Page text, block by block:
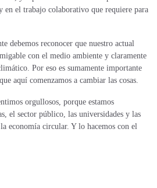
en el trabajo colaborativo que requiere para
debemos reconocer que nuestro actual
con el medio ambiente y claramente
Por eso es sumamente importante
aquí comenzamos a cambiar las cosas.
orgullosos, porque estamos
el sector público, las universidades y las
economía circular. Y lo hacemos con el